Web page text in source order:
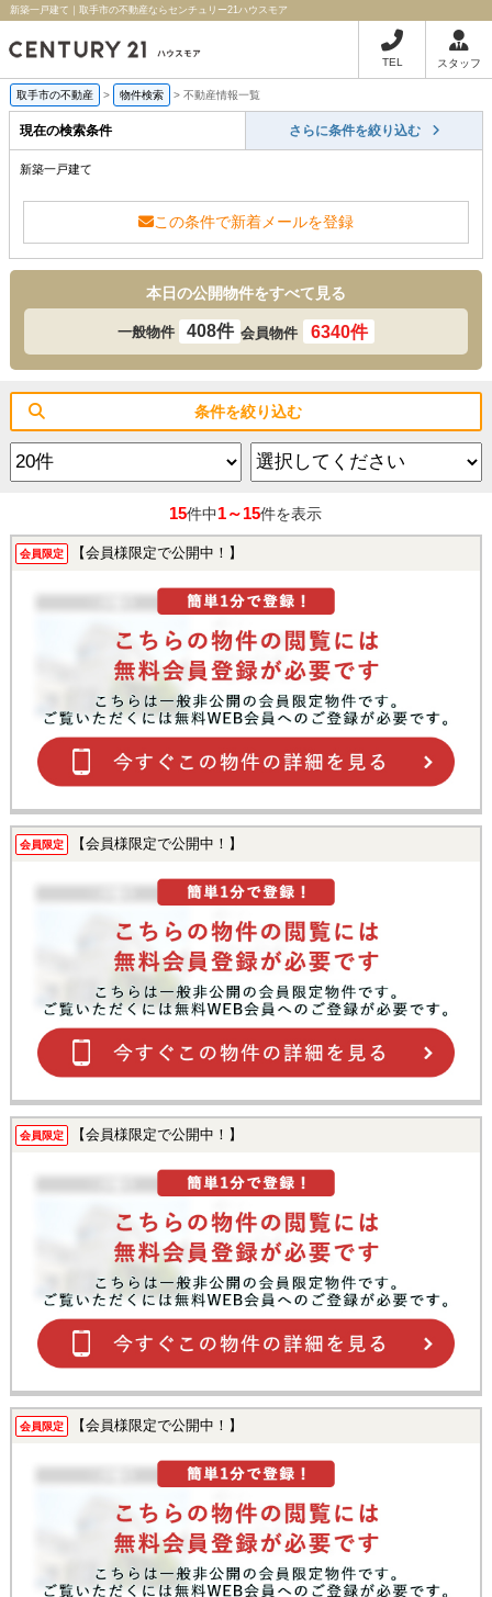
新築一戸建て｜取手市の不動産ならセンチュリー21ハウスモア
TEL スタッフ
取手市の不動産 > 物件検索 > 不動産情報一覧
現在の検索条件 さらに条件を絞り込む
新築一戸建て
この条件で新着メールを登録
本日の公開物件をすべて見る
一般物件 408件 会員物件 6340件
条件を絞り込む
15件中1～15件を表示
会員限定 【会員様限定で公開中！】
会員限定 【会員様限定で公開中！】
会員限定 【会員様限定で公開中！】
会員限定 【会員様限定で公開中！】